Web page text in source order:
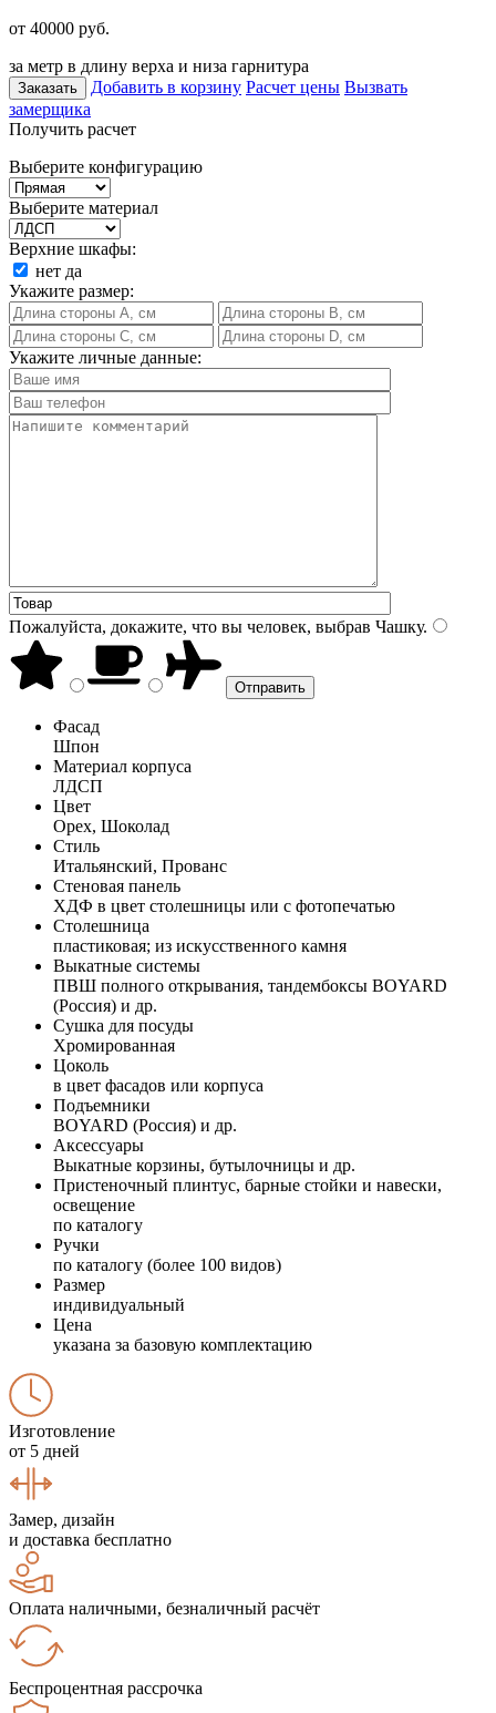
от 40000 руб.
за метр в длину верха и низа гарнитура
Заказать Добавить в корзину Расчет цены Вызвать
замерщика
Получить расчет
Выберите конфигурацию
Выберите материал
Верхние шкафы:
нет да
Укажите размер:
Укажите личные данные:
Пожалуйста, докажите, что вы человек, выбрав Чашку.
Фасад
Шпон
Материал корпуса
ЛДСП
Цвет
Орех, Шоколад
Стиль
Итальянский, Прованс
Стеновая панель
ХДФ в цвет столешницы или с фотопечатью
Столешница
пластиковая; из искусственного камня
Выкатные системы
ПВШ полного открывания, тандембоксы BOYARD
(Россия) и др.
Сушка для посуды
Хромированная
Цоколь
в цвет фасадов или корпуса
Подъемники
BOYARD (Россия) и др.
Аксессуары
Выкатные корзины, бутылочницы и др.
Пристеночный плинтус, барные стойки и навески,
освещение
по каталогу
Ручки
по каталогу (более 100 видов)
Размер
индивидуальный
Цена
указана за базовую комплектацию
Изготовление
от 5 дней
Замер, дизайн
и доставка бесплатно
Оплата наличными, безналичный расчёт
Беспроцентная рассрочка